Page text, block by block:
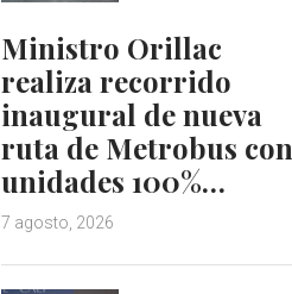
Ministro Orillac
realiza recorrido
inaugural de nueva
ruta de Metrobus con
unidades 100%…
7 agosto, 2026